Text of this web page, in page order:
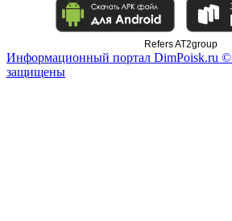
Refers AT2group
Информационный портал DimPoisk.ru ©
защищены